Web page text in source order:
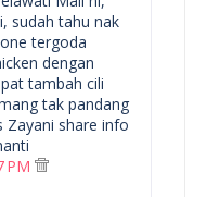
sudah tahu nak
tergoda
dengan
tambah cili
tak pandang
Zayani share info
PM